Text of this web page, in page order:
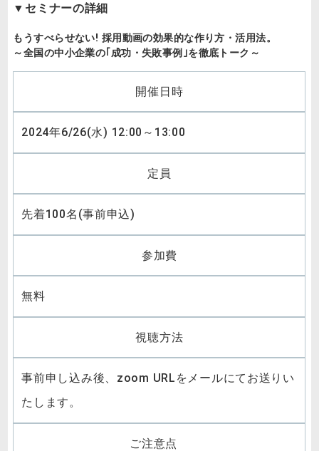
▼ セミナーの詳細
もうすべらせない! 採用動画の効果的な作り方・活用法。
～全国の中小企業の｢成功・失敗事例｣を徹底トーク～
開催日時
2024年6/26(水) 12:00～13:00
定員
先着100名(事前申込)
参加費
無料
視聴方法
事前申し込み後、zoom URLをメールにてお送りい
たします。
ご注意点